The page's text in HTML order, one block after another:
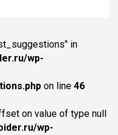
in
wp-
on line 46
on value of type null
wp-